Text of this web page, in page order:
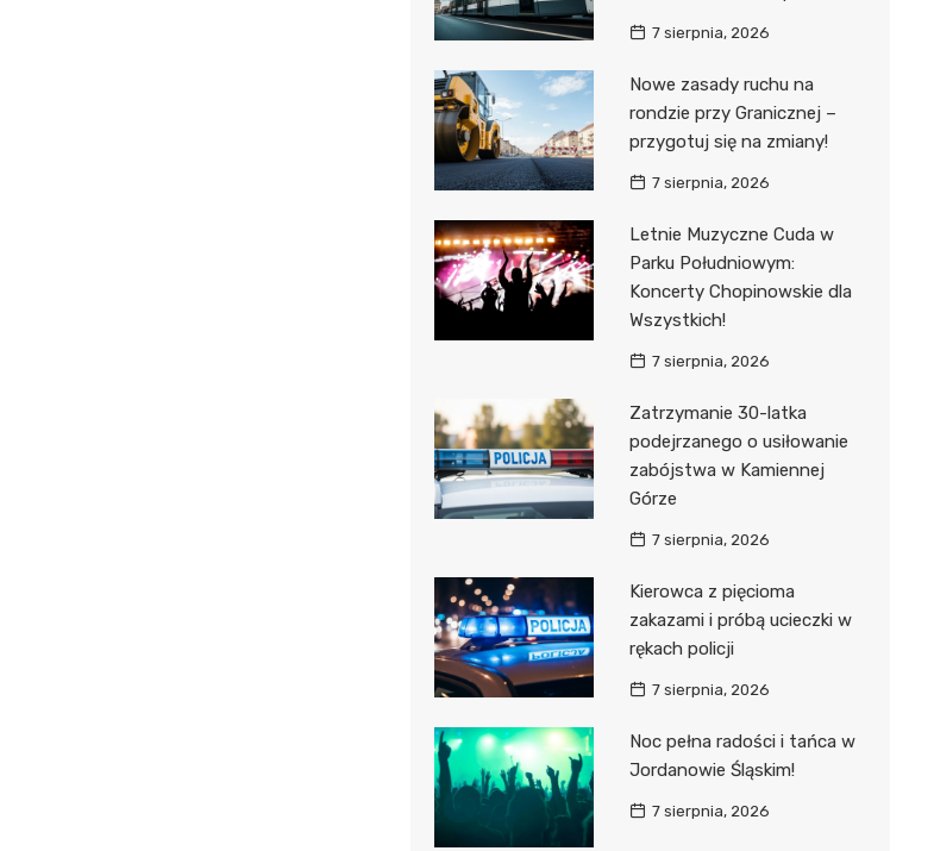
7 sierpnia, 2026
Nowe zasady ruchu na
rondzie przy Granicznej –
przygotuj się na zmiany!
7 sierpnia, 2026
Letnie Muzyczne Cuda w
Parku Południowym:
Koncerty Chopinowskie dla
Wszystkich!
7 sierpnia, 2026
Zatrzymanie 30-latka
podejrzanego o usiłowanie
zabójstwa w Kamiennej
Górze
7 sierpnia, 2026
Kierowca z pięcioma
zakazami i próbą ucieczki w
rękach policji
7 sierpnia, 2026
Noc pełna radości i tańca w
Jordanowie Śląskim!
7 sierpnia, 2026